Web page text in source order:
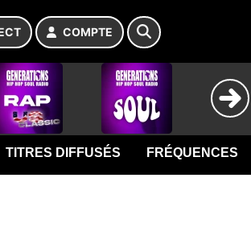
COMPTE
TITRES DIFFUSÉS FRÉQUENCES